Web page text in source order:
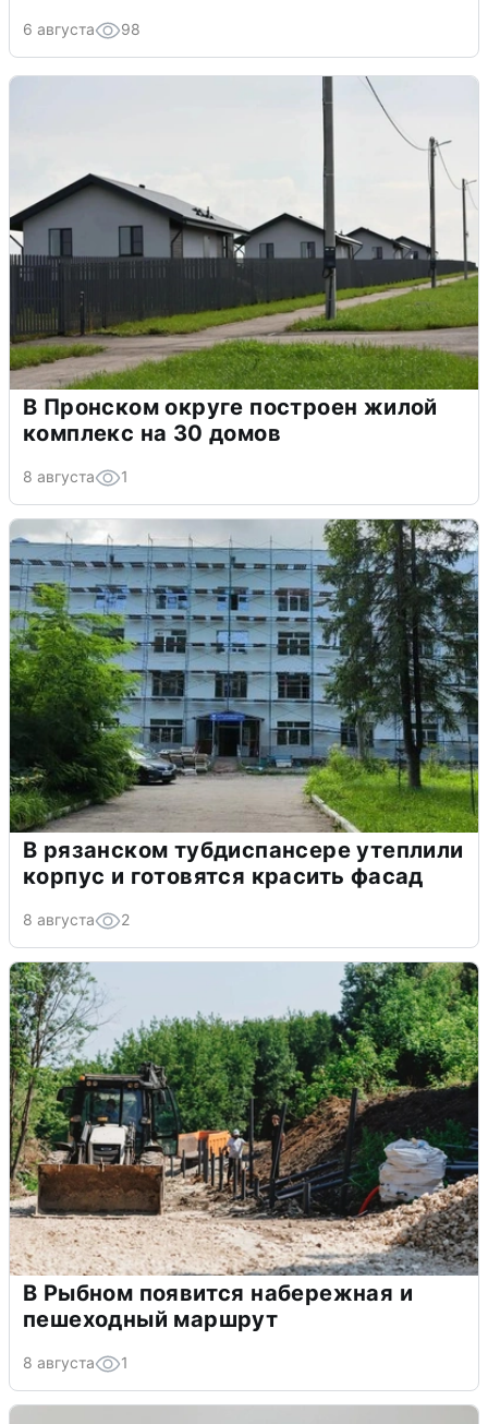
6 августа 98
В Пронском округе построен жилой
комплекс на 30 домов
8 августа 1
В рязанском тубдиспансере утеплили
корпус и готовятся красить фасад
8 августа 2
В Рыбном появится набережная и
пешеходный маршрут
8 августа 1